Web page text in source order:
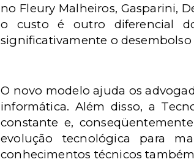
no Fleury Malheiros, Gasparini,
o custo é outro diferencial
significativamente o desembolso
O novo modelo ajuda os
informática. Além disso, a
constante e,
evolução tecnológica para
conhecimentos técnicos